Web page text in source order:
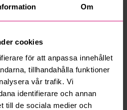
Om
cookies
för att anpassa innehållet
tillhandahålla funktioner
vår trafik. Vi
identifierare och annan
till de sociala medier och